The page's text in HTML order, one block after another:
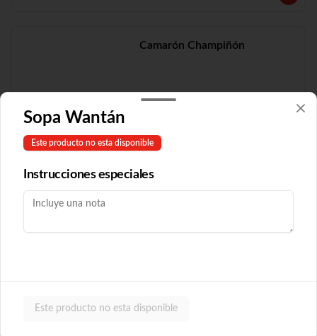
Camarón Champiñón
Camarón Fuyón
Con algas y champiñón
Sopa Wantán
Este producto no esta disponible
Instrucciones especiales
Este producto no esta disponible